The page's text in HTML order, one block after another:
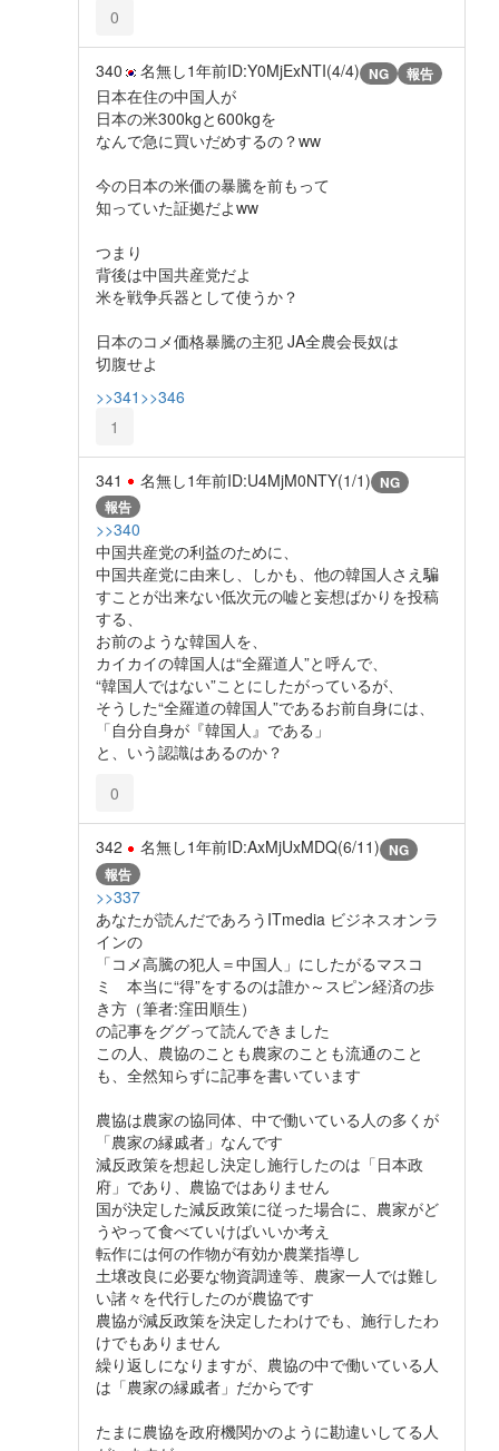
0
340 名無し1年前ID:Y0MjExNTI(4/4) NG 報告
日本在住の中国人が
日本の米300kgと600kgを
なんで急に買いだめするの？ww
今の日本の米価の暴騰を前もって
知っていた証拠だよww
つまり
背後は中国共産党だよ
米を戦争兵器として使うか？
日本のコメ価格暴騰の主犯 JA全農会長奴は
切腹せよ
>>341 >>346
1
341 名無し1年前ID:U4MjM0NTY(1/1) NG
報告
>>340
中国共産党の利益のために、
中国共産党に由来し、しかも、他の韓国人さえ騙
すことが出来ない低次元の嘘と妄想ばかりを投稿
する、
お前のような韓国人を、
カイカイの韓国人は“全羅道人”と呼んで、
“韓国人ではない”ことにしたがっているが、
そうした“全羅道の韓国人”であるお前自身には、
「自分自身が『韓国人』である」
と、いう認識はあるのか？
0
342 名無し1年前ID:AxMjUxMDQ(6/11) NG
報告
>>337
あなたが読んだであろうITmedia ビジネスオンラ
インの
「コメ高騰の犯人＝中国人」にしたがるマスコ
ミ 本当に“得”をするのは誰か～スピン経済の歩
き方（筆者:窪田順生）
の記事をググって読んできました
この人、農協のことも農家のことも流通のこと
も、全然知らずに記事を書いています
農協は農家の協同体、中で働いている人の多くが
「農家の縁戚者」なんです
減反政策を想起し決定し施行したのは「日本政
府」であり、農協ではありません
国が決定した減反政策に従った場合に、農家がど
うやって食べていけばいいか考え
転作には何の作物が有効か農業指導し
土壌改良に必要な物資調達等、農家一人では難し
い諸々を代行したのが農協です
農協が減反政策を決定したわけでも、施行したわ
けでもありません
繰り返しになりますが、農協の中で働いている人
は「農家の縁戚者」だからです
たまに農協を政府機関かのように勘違いしてる人